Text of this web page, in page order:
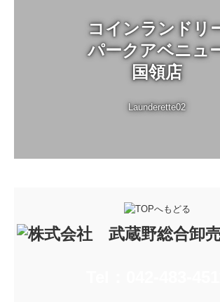
コインランドリ
パークアベニュ
国領店
Launderette02